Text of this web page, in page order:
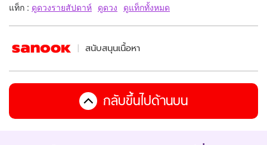
แท็ก : ดูดวงรายสัปดาห์ ดูดวง ดูแท็กทั้งหมด
สนับสนุนเนื้อหา
กลับขึ้นไปด้านบน